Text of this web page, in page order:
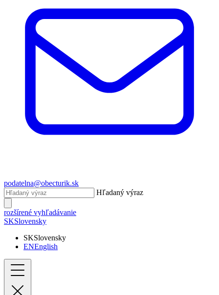
podatelna@obecturik.sk
Hľadaný výraz
rozšírené vyhľadávanie
SKSlovensky
SKSlovensky
ENEnglish